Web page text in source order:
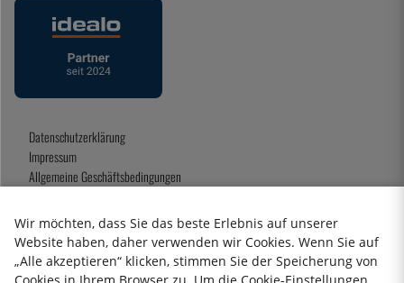
Datenschutzerklärung
Impressum
Allgemeine Geschäftsbedingungen
2026 KitchenLab AB
Wir möchten, dass Sie das beste Erlebnis auf unserer
Website haben, daher verwenden wir Cookies. Wenn Sie auf
„Alle akzeptieren“ klicken, stimmen Sie der Speicherung von